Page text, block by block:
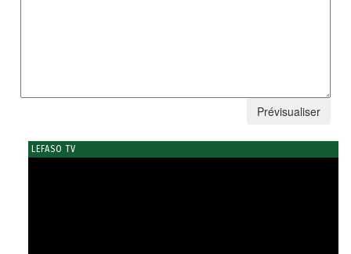
LEFASO TV